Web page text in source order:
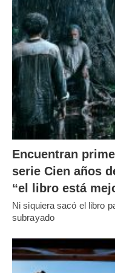
Encuentran
serie Cien años
“el libro está
Ni siquiera sacó el libro
subrayado